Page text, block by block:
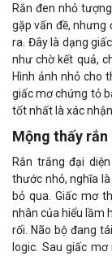
Rắn đen nhỏ
gặp vấn đề, nhưng
ra. Đây là dạng
như chờ kết quả,
Hình ảnh nhỏ cho
giấc mơ chứng tỏ
tốt nhất là xác
Mộng thấy
Rắn trắng đại
thước nhỏ, nghĩa
bỏ qua. Giấc mơ
nhân của hiểu lầm
rối. Não bộ đang
logic. Sau giấc